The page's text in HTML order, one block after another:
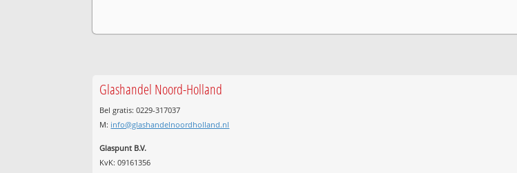
Glashandel Noord-Holland
Bel gratis: 0229-317037
M: info@glashandelnoordholland.nl
Glaspunt B.V.
KvK: 09161356